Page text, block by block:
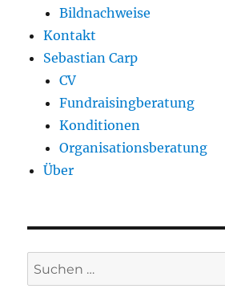
Bildnachweise
Kontakt
Sebastian Carp
CV
Fundraisingberatung
Konditionen
Organisationsberatung
Über
Suche
nach: